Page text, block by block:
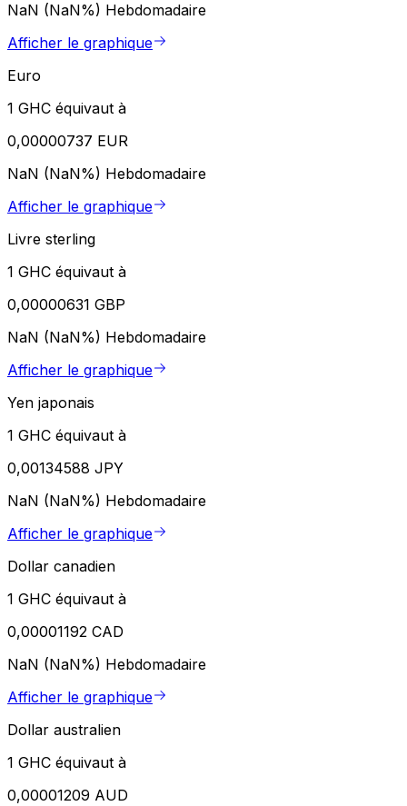
NaN (NaN%) Hebdomadaire
Afficher le graphique
Euro
1 GHC équivaut à
0,00000737 EUR
NaN (NaN%) Hebdomadaire
Afficher le graphique
Livre sterling
1 GHC équivaut à
0,00000631 GBP
NaN (NaN%) Hebdomadaire
Afficher le graphique
Yen japonais
1 GHC équivaut à
0,00134588 JPY
NaN (NaN%) Hebdomadaire
Afficher le graphique
Dollar canadien
1 GHC équivaut à
0,00001192 CAD
NaN (NaN%) Hebdomadaire
Afficher le graphique
Dollar australien
1 GHC équivaut à
0,00001209 AUD